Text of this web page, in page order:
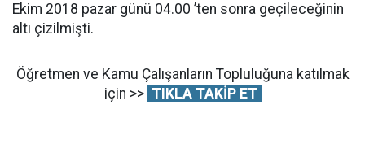
Ekim 2018 pazar günü 04.00 ’ten sonra geçileceğinin
altı çizilmişti.
Öğretmen ve Kamu Çalışanların Topluluğuna katılmak
için >> TIKLA TAKİP ET